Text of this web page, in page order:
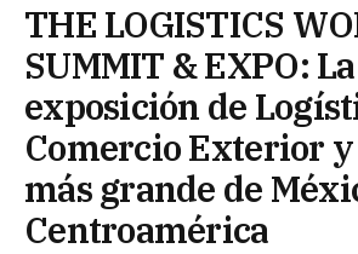
THE LOGISTICS
SUMMIT & EXPO: La
exposición de
Comercio Exterior
más grande de
Centroamérica